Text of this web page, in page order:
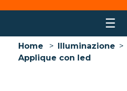
☰
Home > Illuminazione >
Applique con led